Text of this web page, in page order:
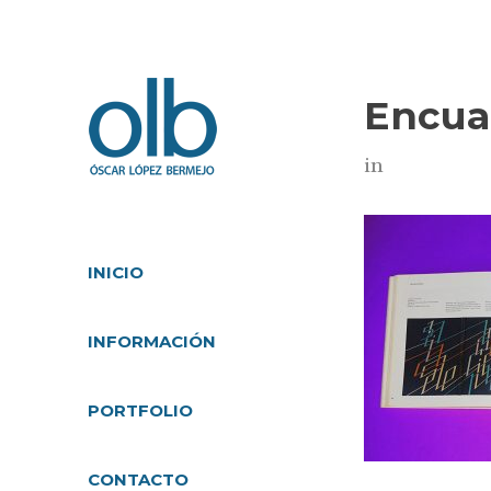
INICIO
INFORMACIÓN
PORTFOLIO
CONTACTO
in